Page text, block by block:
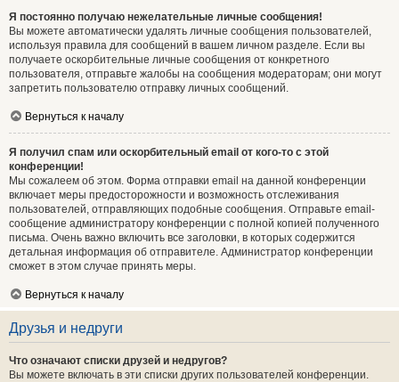
Я постоянно получаю нежелательные личные сообщения!
Вы можете автоматически удалять личные сообщения пользователей,
используя правила для сообщений в вашем личном разделе. Если вы
получаете оскорбительные личные сообщения от конкретного
пользователя, отправьте жалобы на сообщения модераторам; они могут
запретить пользователю отправку личных сообщений.
Вернуться к началу
Я получил спам или оскорбительный email от кого-то с этой
конференции!
Мы сожалеем об этом. Форма отправки email на данной конференции
включает меры предосторожности и возможность отслеживания
пользователей, отправляющих подобные сообщения. Отправьте email-
сообщение администратору конференции с полной копией полученного
письма. Очень важно включить все заголовки, в которых содержится
детальная информация об отправителе. Администратор конференции
сможет в этом случае принять меры.
Вернуться к началу
Друзья и недруги
Что означают списки друзей и недругов?
Вы можете включать в эти списки других пользователей конференции.